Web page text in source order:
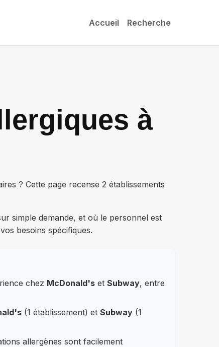
Accueil Recherche
à
? Cette page recense 2 établissements
simple demande, et où le personnel est
besoins spécifiques.
chez McDonald's et Subway, entre
(1 établissement) et Subway (1
allergènes sont facilement